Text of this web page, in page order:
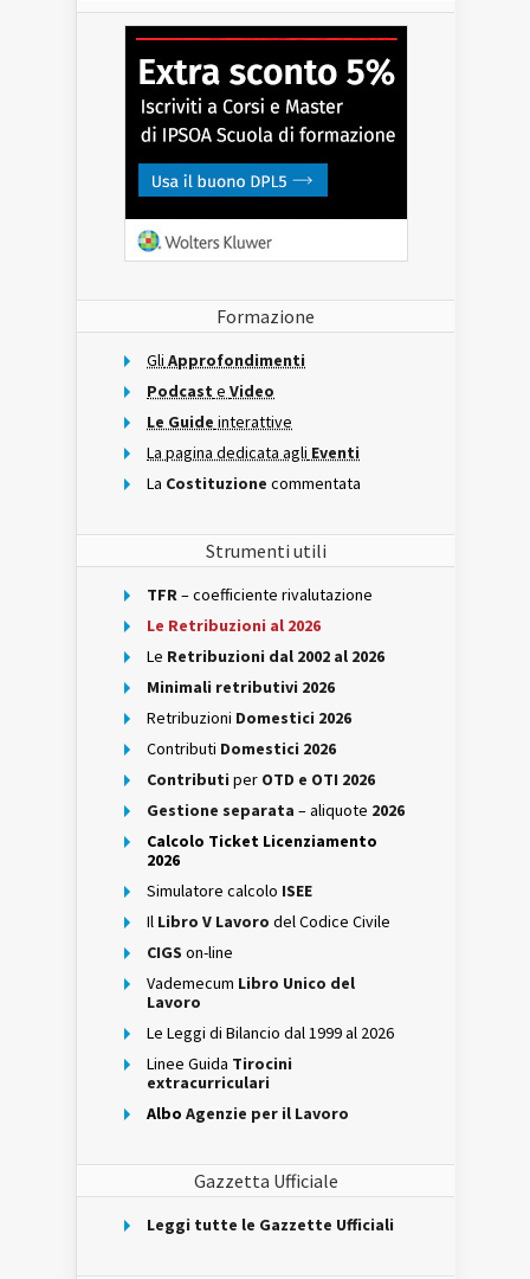
Formazione
Gli Approfondimenti
Podcast e Video
Le Guide interattive
La pagina dedicata agli Eventi
La Costituzione commentata
Strumenti utili
TFR– coefficiente rivalutazione
Le Retribuzioni al 2026
Le Retribuzioni dal 2002 al 2026
Minimali retributivi 2026
Retribuzioni Domestici 2026
Contributi Domestici 2026
Contributi per OTD e OTI 2026
Gestione separata – aliquote 2026
Calcolo Ticket Licenziamento
2026
Simulatore calcolo ISEE
Il Libro V Lavoro del Codice Civile
CIGS on-line
Vademecum Libro Unico del
Lavoro
Le Leggi di Bilancio dal 1999 al 2026
Linee Guida Tirocini
extracurriculari
Albo Agenzie per il Lavoro
Gazzetta Ufficiale
Leggi tutte le Gazzette Ufficiali